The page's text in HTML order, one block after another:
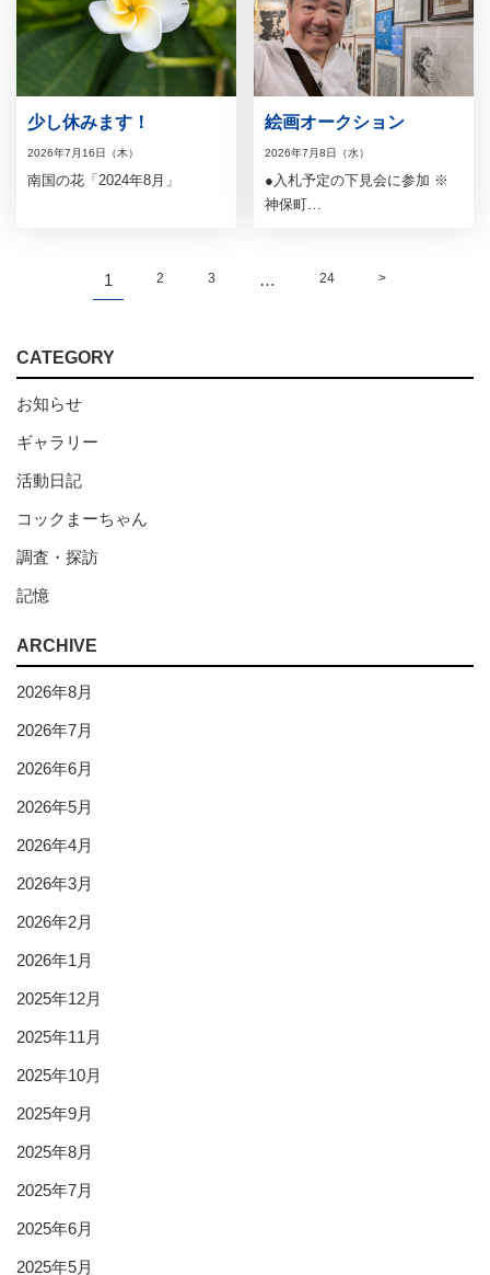
少し休みます！
2026年7月16日（木）
南国の花「2024年8月」
絵画オークション
2026年7月8日（水）
●入札予定の下見会に参加 ※
神保町…
1 2 3 … 24 >
CATEGORY
お知らせ
ギャラリー
活動日記
コックまーちゃん
調査・探訪
記憶
ARCHIVE
2026年8月
2026年7月
2026年6月
2026年5月
2026年4月
2026年3月
2026年2月
2026年1月
2025年12月
2025年11月
2025年10月
2025年9月
2025年8月
2025年7月
2025年6月
2025年5月